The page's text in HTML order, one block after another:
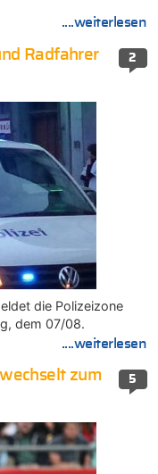
....weiterlesen
2
Radfahrer
die Polizeizone
dem 07/08.
....weiterlesen
5
zum